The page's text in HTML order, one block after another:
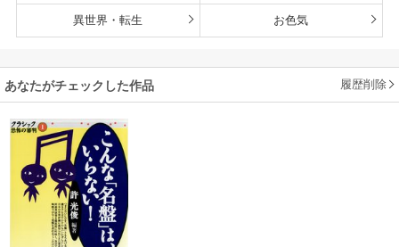
異世界・転生 お色気
あなたがチェックした作品 履歴削除